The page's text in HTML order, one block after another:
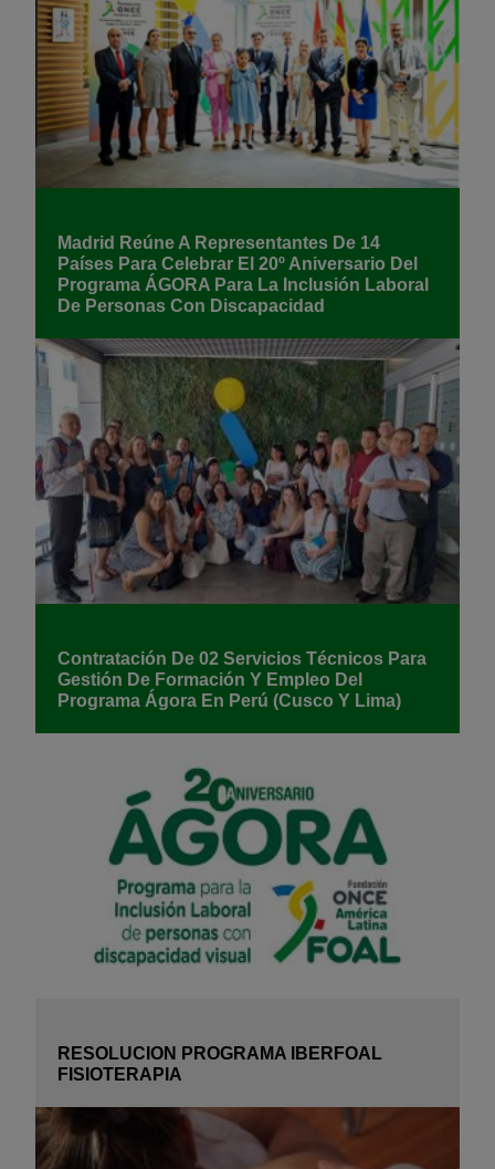
Madrid Reúne A Representantes De 14
Países Para Celebrar El 20º Aniversario Del
Programa ÁGORA Para La Inclusión Laboral
De Personas Con Discapacidad
Contratación De 02 Servicios Técnicos Para
Gestión De Formación Y Empleo Del
Programa Ágora En Perú (Cusco Y Lima)
RESOLUCION PROGRAMA IBERFOAL
FISIOTERAPIA